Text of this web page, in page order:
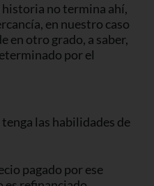
no termina ahí,
en nuestro caso
en otro grado, a saber,
por el
las habilidades de
pagado por ese